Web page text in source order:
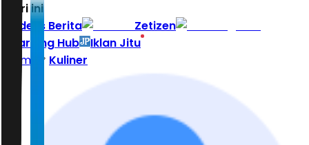
Hari ini
Indeks Berita
Zetizen
Learning Hub
Iklan Jitu
Home
Kuliner